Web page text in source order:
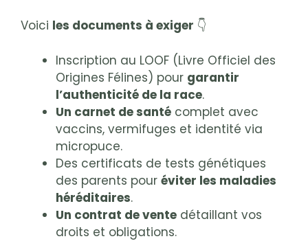
Voici les documents à exiger 👇
Inscription au LOOF (Livre Officiel des
Origines Félines) pour garantir
l’authenticité de la race.
Un carnet de santé complet avec
vaccins, vermifuges et identité via
micropuce.
Des certificats de tests génétiques
des parents pour éviter les maladies
héréditaires.
Un contrat de vente détaillant vos
droits et obligations.